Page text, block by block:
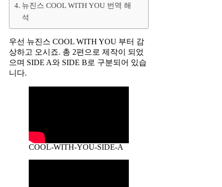
뉴진스 COOL WITH YOU 번역 해
석
우선 뉴진스 COOL WITH YOU 부터 감
상하고 오시죠. 총 2편으로 제작이 되었
으며 SIDE A와 SIDE B로 구분되어 있습
니다.
COOL-WITH-YOU-SIDE-A